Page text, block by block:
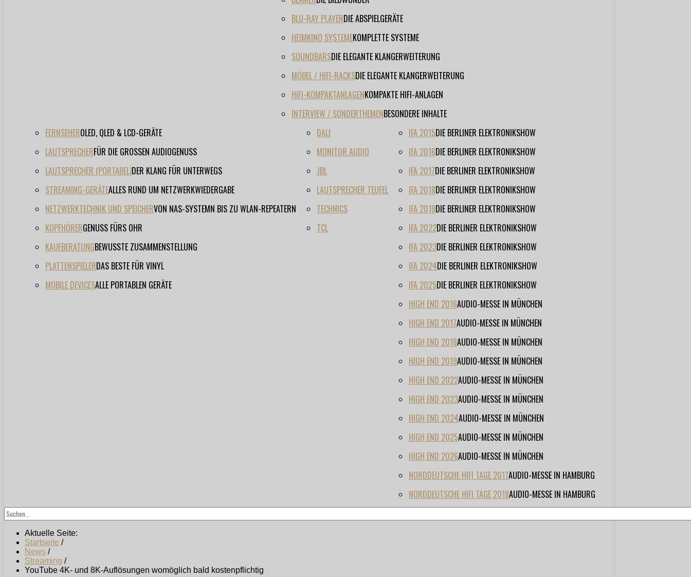
BLU-RAY PLAYERDIE ABSPIELGERÄTE
HEIMKINO SYSTEMEKOMPLETTE SYSTEME
SOUNDBARSDIE ELEGANTE KLANGERWEITERUNG
MÖBEL / HIFI-RACKSDIE ELEGANTE KLANGERWEITERUNG
HIFI-KOMPAKTANLAGENKOMPAKTE HIFI-ANLAGEN
INTERVIEW / SONDERTHEMENBESONDERE INHALTE
FERNSEHEROLED, QLED & LCD-GERÄTE
LAUTSPRECHERFÜR DIE GROSSEN AUDIOGENUSS
LAUTSPRECHER (PORTABEL)DER KLANG FÜR UNTERWEGS
STREAMING-GERÄTEALLES RUND UM NETZWERKWIEDERGABE
NETZWERKTECHNIK UND SPEICHERVON NAS-SYSTEMN BIS ZU WLAN-REPEATERN
KOPFHÖRERGENUSS FÜRS OHR
KAUFBERATUNGBEWUSSTE ZUSAMMENSTELLUNG
PLATTENSPIELERDAS BESTE FÜR VINYL
MOBILE DEVICESALLE PORTABLEN GERÄTE
DALI
MONITOR AUDIO
JBL
LAUTSPRECHER TEUFEL
TECHNICS
TCL
IFA 2015DIE BERLINER ELEKTRONIKSHOW
IFA 2016DIE BERLINER ELEKTRONIKSHOW
IFA 2017DIE BERLINER ELEKTRONIKSHOW
IFA 2018DIE BERLINER ELEKTRONIKSHOW
IFA 2019DIE BERLINER ELEKTRONIKSHOW
IFA 2022DIE BERLINER ELEKTRONIKSHOW
IFA 2023DIE BERLINER ELEKTRONIKSHOW
IFA 2024DIE BERLINER ELEKTRONIKSHOW
IFA 2025DIE BERLINER ELEKTRONIKSHOW
HIGH END 2016AUDIO-MESSE IN MÜNCHEN
HIGH END 2017AUDIO-MESSE IN MÜNCHEN
HIGH END 2018AUDIO-MESSE IN MÜNCHEN
HIGH END 2019AUDIO-MESSE IN MÜNCHEN
HIGH END 2022AUDIO-MESSE IN MÜNCHEN
HIGH END 2023AUDIO-MESSE IN MÜNCHEN
HIGH END 2024AUDIO-MESSE IN MÜNCHEN
HIGH END 2025AUDIO-MESSE IN MÜNCHEN
HIGH END 2026AUDIO-MESSE IN MÜNCHEN
NORDDEUTSCHE HIFI TAGE 2017AUDIO-MESSE IN HAMBURG
NORDDEUTSCHE HIFI TAGE 2018AUDIO-MESSE IN HAMBURG
Aktuelle Seite:
Startseite /
News /
Streaming /
YouTube 4K- und 8K-Auflösungen womöglich bald kostenpflichtig